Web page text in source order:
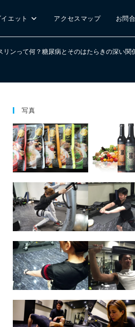
エット アクセスマップ お問
リンって何？糖尿病とそのはたらきの深い関
写真